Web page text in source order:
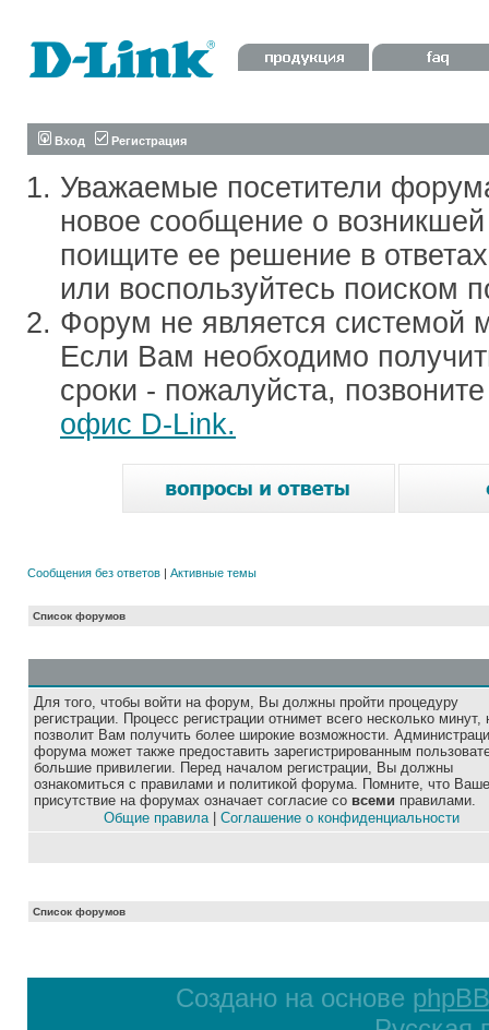
Вход Регистрация
Уважаемые посетители
новое сообщение о
поищите ее решение в
или воспользуйтесь поиском
Форум не является системой
Если Вам необходимо
сроки - пожалуйста,
офис D-Link.
Сообщения без ответов | Активные темы
Список форумов
Для того, чтобы войти на форум, Вы должны пройти процедуру
регистрации. Процесс регистрации отнимет всего несколько минут,
позволит Вам получить более широкие возможности.
форума может также предоставить зарегистрированным
большие привилегии. Перед началом регистрации, Вы должны
ознакомиться с правилами и политикой форума. Помните, что Ваше
присутствие на форумах означает согласие со всеми правилами.
Общие правила| Соглашение о конфиденциальности
Список форумов
Создано на основе phpBB